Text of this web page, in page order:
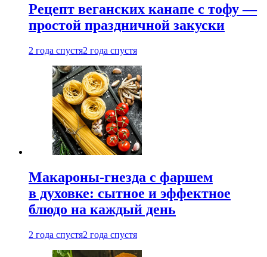
Рецепт веганских канапе с тофу —
простой праздничной закуски
2 года спустя2 года спустя
Макароны-гнезда с фаршем
в духовке: сытное и эффектное
блюдо на каждый день
2 года спустя2 года спустя